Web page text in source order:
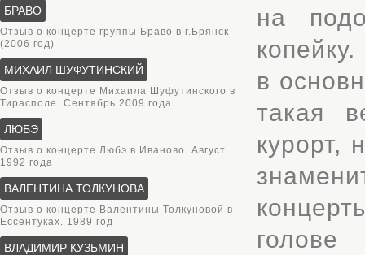
на
в
такая
курорт,
БРАВО
Отзыв о концерте группы Браво в г.Брянск
(2006 год)
МИХАИЛ ШУФУТИНСКИЙ
Отзыв о концерте Михаила Шуфутинского в
Тирасполе. Сентябрь 2009 года
ЛЮБЭ
Отзыв о концерте Любэ в Иваново. Август
1992 года
ВАЛЕНТИНА ТОЛКУНОВА
Отзыв о концерте Валентины Толкуновой в
Ессентуках. 1989 год
ВЛАДИМИР КУЗЬМИН